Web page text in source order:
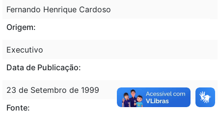
Fernando Henrique Cardoso
Origem:
Executivo
Data de Publicação:
23 de Setembro de 1999
Fonte: